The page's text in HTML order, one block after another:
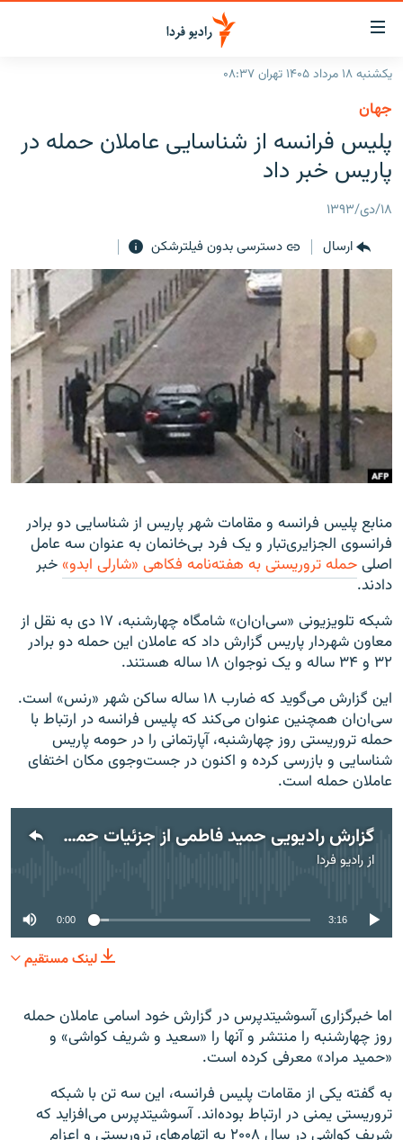
لینک‌های
قابلیت
دسترسی
بازگشت
منوی
اصلی
رفتن
صفحه
جستجو
ایران
جهان
رادیو
برنامه‌های رادیویی
فرکانس‌ها
پادکست
چندرسانه‌ای
گزارش‌های تصویری
گزارش‌های ویدئویی
زنان فردا
English
به ما بپیوندید
یکشنبه ۱۸ مرداد ۱۴۰۵ تهران ۰۸:۳۷
جهان
پلیس فرانسه از شناسایی عاملان حمله در
پاریس خبر داد
۱۸/دی/۱۳۹۳
ارسال
دسترسی بدون فیلترشکن
منابع پلیس فرانسه و مقامات شهر پاریس از شناسایی دو برادر
فرانسوی الجزایری‌تبار و یک فرد بی‌خانمان به عنوان سه عامل
اصلیحمله تروریستی به هفته‌نامه فکاهی «شارلی ابدو»خبر
دادند.
شبکه تلویزیونی «سی‌ان‌ان» شامگاه چهارشنبه، ۱۷ دی به نقل از
معاون شهردار پاریس گزارش داد که عاملان این حمله دو برادر
۳۲ و ۳۴ ساله و یک نوجوان ۱۸ ساله هستند.
این گزارش می‌گوید که ضارب ۱۸ ساله ساکن شهر «رنس» است.
سی‌ان‌ان همچنین عنوان می‌کند که پلیس فرانسه در ارتباط با
حمله تروریستی روز چهارشنبه، آپارتمانی را در حومه پاریس
شناسایی و بازرسی کرده و اکنون در جست‌وجوی مکان اختفای
عاملان حمله است.
گزارش رادیویی حمید فاطمی از جزئیات حمله روز چهارشنبه پاریس
ازرادیو فردا
0:00 3:16
لینک مستقیم
اما خبرگزاری آسوشیتدپرس در گزارش خود اسامی عاملان حمله
روز چهارشنبه را منتشر و آنها را «سعید و شریف کواشی» و
«حمید مراد» معرفی کرده است.
به گفته یکی از مقامات پلیس فرانسه، این سه تن با شبکه
تروریستی یمنی در ارتباط بوده‌اند. آسوشیتدپرس می‌افزاید که